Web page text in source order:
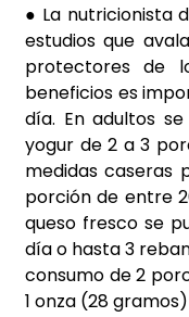
● La nutricionista
estudios que
protectores de
beneficios es
día. En adultos
yogur de 2 a 3
medidas caseras
porción de entre
queso fresco se
día o hasta 3
consumo de 2
1 onza (28